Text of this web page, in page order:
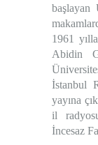
başlayan
1961
Abidin
İstanbul
yayına
il
İncesaz